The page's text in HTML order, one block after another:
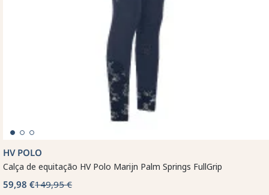
HV POLO
Calça de equitação HV Polo Marijn Palm Springs FullGrip
59,98 €149,95 €